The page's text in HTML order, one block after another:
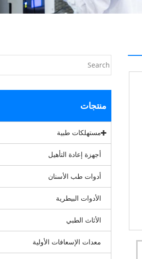
منتجات
مستهلكات طبية
أجهزة إعادة التأهيل
أدوات طب الأسنان
الأدوات البيطرية
الأثاث الطبي
معدات الإسعافات الأولية